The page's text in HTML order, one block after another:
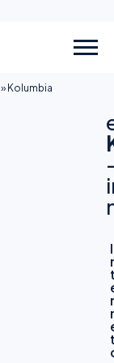
» Kolumbia
I
r